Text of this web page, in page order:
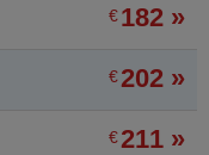
€182 »
€202 »
€211 »